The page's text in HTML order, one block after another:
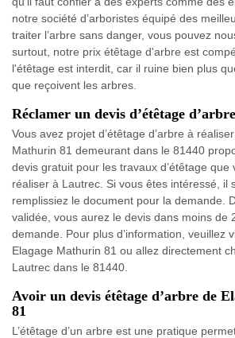
notre société d’arboristes équipé des
traiter l’arbre sans danger, vous pouvez
surtout, notre prix étêtage d'arbre est
l'étêtage est interdit, car il ruine bien plus
que reçoivent les arbres.
Réclamer un devis d’étêtage
Vous avez projet d’étêtage d’arbre à
Mathurin 81 demeurant dans le 81440
devis gratuit pour les travaux d’étêtage que
réaliser à Lautrec. Si vous êtes intéressé, il
remplissiez le document pour la demande.
validée, vous aurez le devis dans moins de
demande. Pour plus d’information, veuillez
Elagage Mathurin 81 ou allez directement
Lautrec dans le 81440.
Avoir un devis étêtage d’arbre de
81
L’étêtage d’un arbre est une pratique